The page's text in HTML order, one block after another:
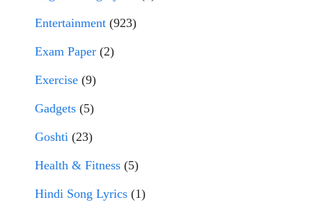
Entertainment (923)
Exam Paper (2)
Exercise (9)
Gadgets (5)
Goshti (23)
Health & Fitness (5)
Hindi Song Lyrics (1)